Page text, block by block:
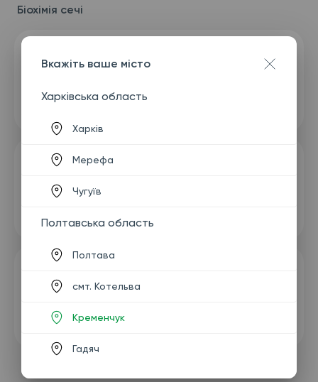
Біохімія сечі
Вкажіть ваше місто
Харківська область
Харків
Мерефа
Чугуїв
Полтавська область
Полтава
смт. Котельва
Кременчук
Гадяч